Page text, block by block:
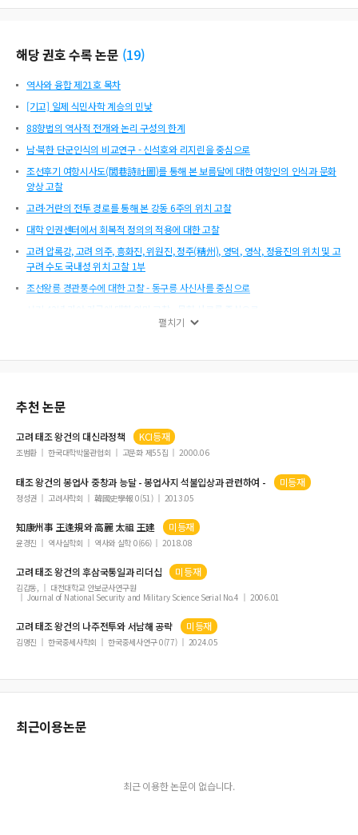
해당 권호 수록 논문 (19)
역사와 융합 제21호 목차
[기고] 일제 식민사학 계승의 민낯
88향법의 역사적 전개와 논리 구성의 한계
남·북한 단군인식의 비교연구 - 신석호와 리지린을 중심으로
조선후기 여항시사도(閭巷詩社圖)를 통해 본 보름달에 대한 여항인의 인식과 문화
양상 고찰
고려·거란의 전투 경로를 통해 본 강동 6주의 위치 고찰
대학 인권센터에서 회복적 정의의 적용에 대한 고찰
고려 압록강, 고려 의주, 흥화진, 위원진, 정주(精州), 영덕, 영삭, 정융진의 위치 및 고
구려 수도 국내성 위치 고찰 1부
조선왕릉 경관풍수에 대한 고찰 - 동구릉 사신사를 중심으로
서기 42년 가야 건국에 대한 의미 고찰 - 문헌 사료를 중심으로
역사소설의 환유와 지배 이데올로기 - 손창섭의 「봉술랑」을 읽는 방법
연구 - 中聲母音“ㅗ”와 대응하는 韓·中·日 漢字音의 통합비교분운표 DB 구축을 중
갑골복사에 나타난 商代 대외전쟁 - 卜辭에 기록된 제사와 戰爭을 중심으로
李氏朝鮮 官撰 地理書로 보는 韓國 歷史地理認識의 起源 - 『新增東國輿地勝
覽』을 중심으로
고구려 皂衣·先人에 대한 東洋哲學史 관점의 小考 - 古書와 古墳壁畫의 해석 중
抽象을 근거로
태조왕건의 출자와 고려 강역의 검토 - 2가지 출자설과 거란 책봉문에 근거하여
펼치기
추천 논문
고려태조왕건의 대신라정책 KCI등재
조범환 한국대학박물관협회 고문화 제55집 2000.06
태조왕건의 봉업사 중창과 능달 - 봉업사지 석불입상과 관련하여 - 미등재
정성권 고려사학회 韓國史學報 0(51) 2013.05
知康州事 王逢規와 高麗太祖 王建 미등재
윤경진 역사실학회 역사와 실학 0(66) 2018.08
고려태조왕건의 후삼국통일과 리더십 미등재
김갑동,
대전대학교 안보군사연구원
Journal of National Security and Military Science Serial No.4
2006.01
고려태조왕건의 나주전투와 서남해 공략 미등재
김명진 한국중세사학회 한국중세사연구 0(77) 2024.05
최근이용논문
최근 이용한 논문이 없습니다.